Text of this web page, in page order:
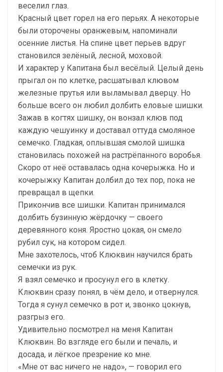
веселил глаз.
Красный цвет горел на его перьях. А некоторые
были оторочены оранжевым, напоминали
осенние листья. На спине цвет перьев вдруг
становился зелёный, лесной, моховой.
И характер у Капитана был весёлый. Целый день
прыгал он по клетке, расшатывал клювом
железные прутья или выламывал дверцу. Но
больше всего он любил долбить еловые шишки.
Зажав в когтях шишку, он вонзал клюв под
каждую чешуинку и доставал оттуда смоляное
семечко. Гладкая, оплывшая смолой шишка
становилась похожей на растрёпанного воробья.
Скоро от неё оставалась одна кочерыжка. Но и
кочерыжку Капитан долбил до тех пор, пока не
превращал в щепки.
Прикончив все шишки. Капитан принимался
долбить бузинную жёрдочку — своего
деревянного коня. Яростно цокая, он смело
рубил сук, на котором сидел.
Мне захотелось, чтоб Клюквин научился брать
семечки из рук.
Я взял семечко и просунул его в клетку.
Клюквин сразу понял, в чём дело, и отвернулся.
Тогда я сунул семечко в рот и, звонко цокнув,
разгрыз его.
Удивительно посмотрел на меня Капитан
Клюквин. Во взгляде его были и печаль, и
досада, и лёгкое презрение ко мне.
«Мне от вас ничего не надо», — говорил его